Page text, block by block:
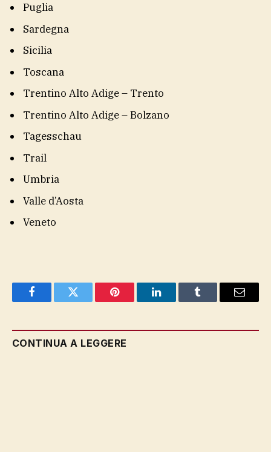
Puglia
Sardegna
Sicilia
Toscana
Trentino Alto Adige – Trento
Trentino Alto Adige – Bolzano
Tagesschau
Trail
Umbria
Valle d’Aosta
Veneto
FacebookTwitter Pinterest LinkedInTumblr Email
CONTINUA A LEGGERE